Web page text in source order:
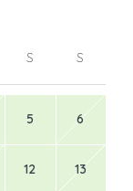
S S
5 6
12 13